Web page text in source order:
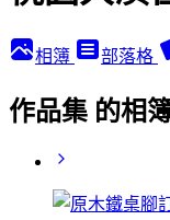
相簿 部落格
作品集 的相